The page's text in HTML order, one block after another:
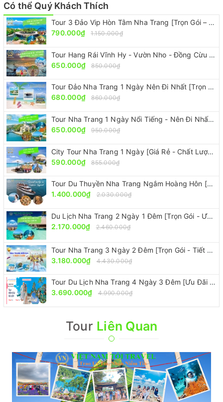
Có thể Quý Khách Thích
Tour 3 Đảo Vip Hòn Tằm Nha Trang [Trọn Gói – Ưu Đãi 30%]
790.000₫
1.150.000₫
Tour Hang Rái Vĩnh Hy - Vườn Nho - Đồng Cừu [ ĐẸP-RẺ-CHẤT]
650.000₫
850.000₫
Tour Đảo Nha Trang 1 Ngày Nên Đi Nhất [Trọn Gói – Ưu Đãi 30%]
680.000₫
860.000₫
Tour Nha Trang 1 Ngày Nổi Tiếng - Nên Đi Nhất [Ưu Đãi 30%]
650.000₫
950.000₫
City Tour Nha Trang 1 Ngày [Giá Rẻ - Chất Lượng - Giảm 30%]
590.000₫
855.000₫
Tour Du Thuyền Nha Trang Ngắm Hoàng Hôn [Sang Trọng - Đẳng Cấp Nhưng Giá Rẻ]
1.400.000₫
2.030.000₫
Du Lịch Nha Trang 2 Ngày 1 Đêm [Trọn Gói - Ưu Đãi 30%]
2.170.000₫
2.460.000₫
Tour Nha Trang 3 Ngày 2 Đêm [Trọn Gói - Tiết Kiệm 30%]
3.180.000₫
4.430.000₫
Tour Du Lịch Nha Trang 4 Ngày 3 Đêm [Ưu Đãi 30% - Trọn Gói]
3.690.000₫
4.990.000₫
Tour Liên Quan